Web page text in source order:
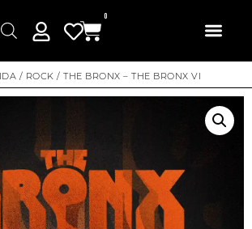
0
/ ROCK / THE BRONX – THE BRONX VI